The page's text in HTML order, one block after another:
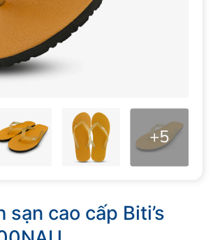
+5
sạn cao cấp Biti’s